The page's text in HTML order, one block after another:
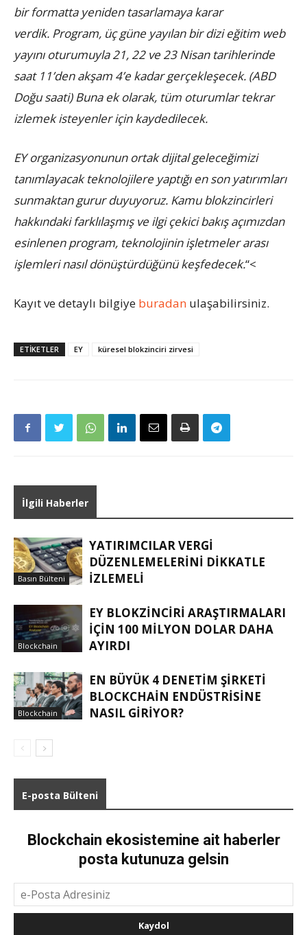
bir formatta yeniden tasarlamaya karar
verdik. Program, üç güne yayılan bir dizi eğitim web
yayını oturumuyla 21, 22 ve 23 Nisan tarihlerinde
saat 11’den akşam 4’e kadar gerçekleşecek. (ABD
Doğu saati) Buna ek olarak, tüm oturumlar tekrar
izlemek isteyenler için kaydedilecek.
EY organizasyonunun ortak dijital geleceğimizi
tanımlayacak teknolojilere yaptığı en son yatırımları
sunmaktan gurur duyuyoruz. Kamu blokzincirleri
hakkındaki farklılaşmış ve ilgi çekici bakış açımızdan
esinlenen program, teknolojinin işletmeler arası
işlemleri nasıl dönüştürdüğünü keşfedecek.“<
Kayıt ve detaylı bilgiye buradan ulaşabilirsiniz.
ETIKETLER EY küresel blokzinciri zirvesi
İlgili Haberler
Basın Bülteni
YATIRIMCILAR VERGI
DÜZENLEMELERINI DIKKATLE
IZLEMELI
Blockchain
EY BLOKZINCIRI ARAŞTIRMALARI
IÇIN 100 MILYON DOLAR DAHA
AYIRDI
Blockchain
EN BÜYÜK 4 DENETIM ŞIRKETI
BLOCKCHAIN ENDÜSTRISINE
NASIL GIRIYOR?
E-posta Bülteni
Blockchain ekosistemine ait haberler
posta kutunuza gelsin